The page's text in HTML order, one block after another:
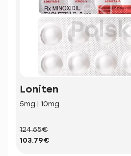
Loniten
5mg | 10mg
124.55€
103.79€